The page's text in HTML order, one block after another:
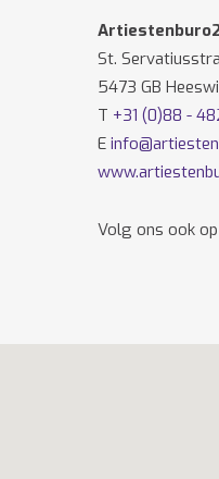
St.
5473 GB
T +31 (0)88 -
E
Volg ons ook op